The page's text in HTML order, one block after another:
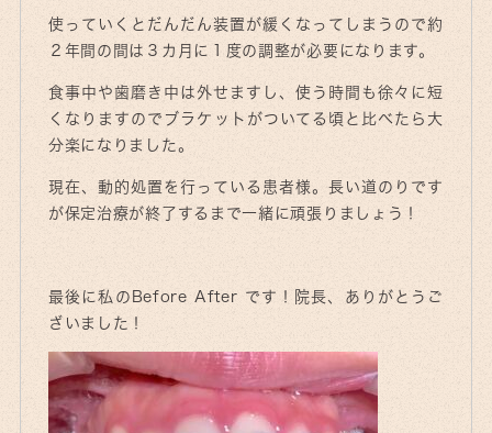
使っていくとだんだん装置が緩くなってしまうので約
２年間の間は３カ月に１度の調整が必要になります。
食事中や歯磨き中は外せますし、使う時間も徐々に短
くなりますのでブラケットがついてる頃と比べたら大
分楽になりました。
現在、動的処置を行っている患者様。長い道のりです
が保定治療が終了するまで一緒に頑張りましょう！
最後に私のBefore After です！院長、ありがとうご
ざいました！